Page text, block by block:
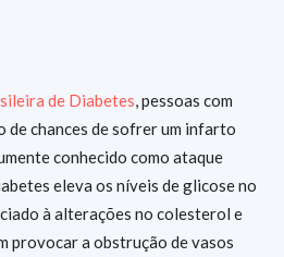
de Diabetes, pessoas com
de chances de sofrer um infarto
conhecido como ataque
eleva os níveis de glicose no
à alterações no colesterol e
provocar a obstrução de vasos